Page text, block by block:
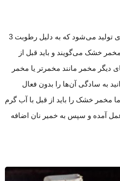
این مدل به صورت خشک و پودری تولید می‌شود که به دلیل رطوبت 3
مخمر خشک می‌گویند و باید قبل از
دیگر مخمر مانند مخمر‌تر یا مخمر
به سادگی آن‌ها را بدون فعال
مخمر خشک را باید از قبل با آب گرم
آمده و سپس به خمیر نان اضافه